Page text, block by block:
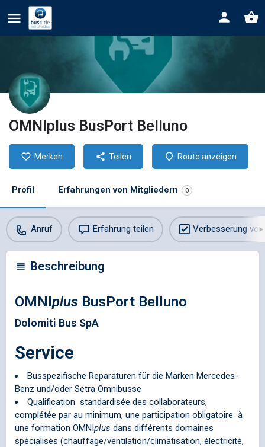
OMNIplus BusPort Belluno
Merken Teilen Route anzeigen
Profil Erfahrungen von Mitgliedern 0
Anruf Erfahrung teilen Verbesserung
Beschreibung
OMNIplus BusPort Belluno
Dolomiti Bus SpA
Service
Busspezifische Reparaturen für die Marken Mercedes-
Benz und/oder Setra Omnibusse
Qualification standardisée des collaborateurs,
complétée par au minimum, une participation obligatoire à
une formation OMNIplus dans différents domaines
spécialisés (chauffage/ventilation/climatisation, électricité,